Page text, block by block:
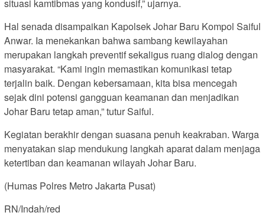
situasi kamtibmas yang kondusif,” ujarnya.
Hal senada disampaikan Kapolsek Johar Baru Kompol Saiful
Anwar. Ia menekankan bahwa sambang kewilayahan
merupakan langkah preventif sekaligus ruang dialog dengan
masyarakat. “Kami ingin memastikan komunikasi tetap
terjalin baik. Dengan kebersamaan, kita bisa mencegah
sejak dini potensi gangguan keamanan dan menjadikan
Johar Baru tetap aman,” tutur Saiful.
Kegiatan berakhir dengan suasana penuh keakraban. Warga
menyatakan siap mendukung langkah aparat dalam menjaga
ketertiban dan keamanan wilayah Johar Baru.
(Humas Polres Metro Jakarta Pusat)
RN/Indah/red